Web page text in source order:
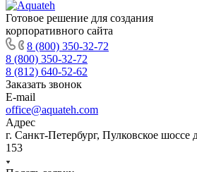
Готовое решение для создания
корпоративного сайта
8 (800) 350-32-72
8 (800) 350-32-72
8 (812) 640-52-62
Заказать звонок
E-mail
office@aquateh.com
Адрес
г. Санкт-Петербург, Пулковское
153